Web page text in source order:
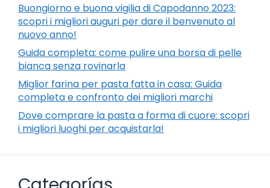
Buongiorno e buona vigilia di Capodanno 2023:
scopri i migliori auguri per dare il benvenuto al
nuovo anno!
Guida completa: come pulire una borsa di pelle
bianca senza rovinarla
Miglior farina per pasta fatta in casa: Guida
completa e confronto dei migliori marchi
Dove comprare la pasta a forma di cuore: scopri
i migliori luoghi per acquistarla!